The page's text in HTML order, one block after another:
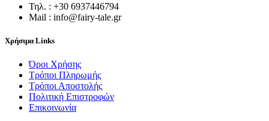
Τηλ. : +30 6937446794
Mail : info@fairy-tale.gr
Χρήσιμα Links
Όροι Χρήσης
Τρόποι Πληρωμής
Τρόποι Αποστολής
Πολιτική Επιστροφών
Επικοινωνία